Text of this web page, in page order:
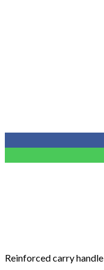
Reinforced carry handle